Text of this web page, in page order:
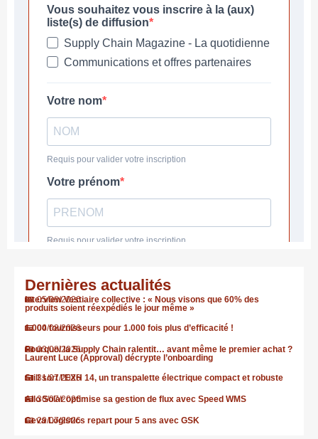
Dernières actualités
05/08/2026
Interview Vestiaire collective : « Nous visons que 60% des
produits soient réexpédiés le jour même »
04/08/2026
1.000 fournisseurs pour 1.000 fois plus d’efficacité !
03/08/2026
Pourquoi la Supply Chain ralentit… avant même le premier achat ?
Laurent Luce (Approval) décrypte l’onboarding
31/07/2026
Still sort l’EXH 14, un transpalette électrique compact et robuste
30/07/2026
Allo Solar optimise sa gestion de flux avec Speed WMS
29/07/2026
Ceva Logistics repart pour 5 ans avec GSK